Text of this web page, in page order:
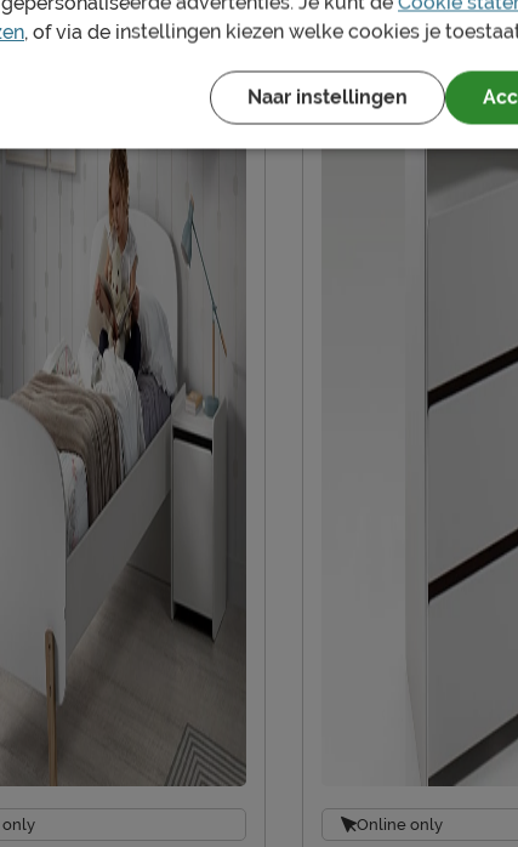
Onderhoud
Montage
Duurzaamheid
only Online only
, of via de instellingen kiezen welke cookies je
Naar instellingen